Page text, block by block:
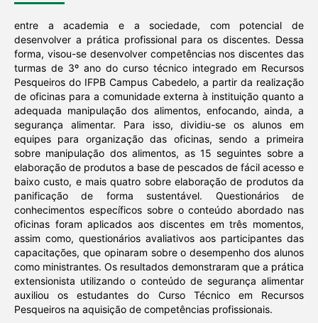
entre a academia e a sociedade, com potencial de
desenvolver a prática profissional para os discentes. Dessa
forma, visou-se desenvolver competências nos discentes das
turmas de 3º ano do curso técnico integrado em Recursos
Pesqueiros do IFPB Campus Cabedelo, a partir da realização
de oficinas para a comunidade externa à instituição quanto a
adequada manipulação dos alimentos, enfocando, ainda, a
segurança alimentar. Para isso, dividiu-se os alunos em
equipes para organização das oficinas, sendo a primeira
sobre manipulação dos alimentos, as 15 seguintes sobre a
elaboração de produtos a base de pescados de fácil acesso e
baixo custo, e mais quatro sobre elaboração de produtos da
panificação de forma sustentável. Questionários de
conhecimentos específicos sobre o conteúdo abordado nas
oficinas foram aplicados aos discentes em três momentos,
assim como, questionários avaliativos aos participantes das
capacitações, que opinaram sobre o desempenho dos alunos
como ministrantes. Os resultados demonstraram que a prática
extensionista utilizando o conteúdo de segurança alimentar
auxiliou os estudantes do Curso Técnico em Recursos
Pesqueiros na aquisição de competências profissionais.